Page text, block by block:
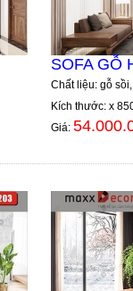
SOFA GỖ
Chất liệu: gỗ
Kích thước: x
Giá: